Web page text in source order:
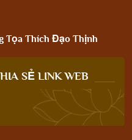
Tọa Thích Đạo Thịnh
SẺ LINK WEB